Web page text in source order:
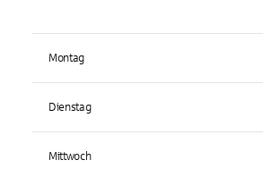
Montag
Dienstag
Mittwoch